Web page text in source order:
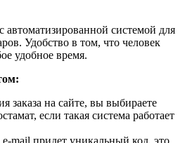
автоматизированной системой для
Удобство в том, что человек
удобное время.
заказа на сайте, вы выбираете
если такая система работает
mail придет уникальный код, это